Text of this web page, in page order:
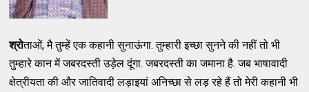
श्रोताओं, मै तुम्हें एक कहानी सुनाऊंगा. तुम्हारी इच्छा सुनने की नहीं तो भी
तुम्हारे कान में जबरदस्ती उड़ेल दूंगा. जबरदस्ती का जमाना है. जब भाषावादी
क्षेत्रीयता की और जातिवादी लड़ाइयां अनिच्छा से लड़ रहे हैं तो मेरी कहानी भी